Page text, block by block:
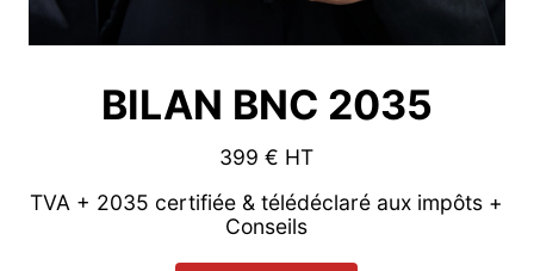
BILAN BNC 2035
399 € HT
TVA + 2035 certifiée & télédéclaré aux impôts +
Conseils